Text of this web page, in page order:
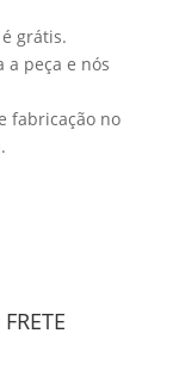
grátis.
a peça e nós
fabricação no